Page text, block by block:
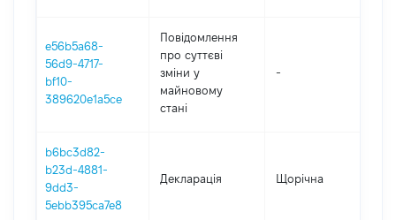
e56b5a68-
56d9-4717-
bf10-
389620e1a5ce
Повідомлення
про суттєві
зміни y
майновому
стані
-
b6bc3d82-
b23d-4881-
9dd3-
5ebb395ca7e8
Декларація Щорічна